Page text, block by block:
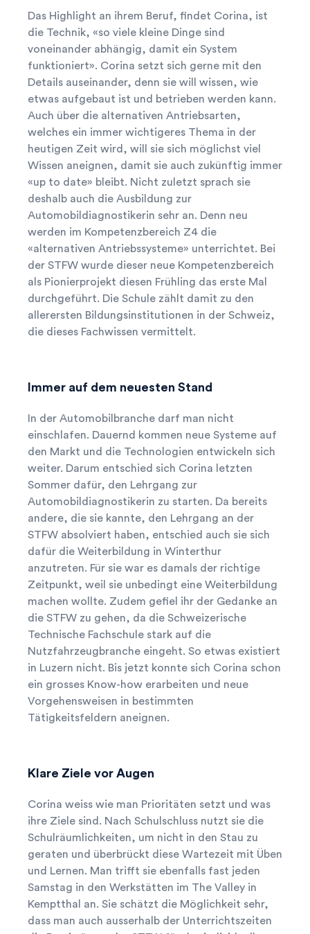
Das Highlight an ihrem Beruf, findet Corina, ist
die Technik, «so viele kleine Dinge sind
voneinander abhängig, damit ein System
funktioniert». Corina setzt sich gerne mit den
Details auseinander, denn sie will wissen, wie
etwas aufgebaut ist und betrieben werden kann.
Auch über die alternativen Antriebsarten,
welches ein immer wichtigeres Thema in der
heutigen Zeit wird, will sie sich möglichst viel
Wissen aneignen, damit sie auch zukünftig immer
«up to date» bleibt. Nicht zuletzt sprach sie
deshalb auch die Ausbildung zur
Automobildiagnostikerin sehr an. Denn neu
werden im Kompetenzbereich Z4 die
«alternativen Antriebssysteme» unterrichtet. Bei
der STFW wurde dieser neue Kompetenzbereich
als Pionierprojekt diesen Frühling das erste Mal
durchgeführt. Die Schule zählt damit zu den
allerersten Bildungsinstitutionen in der Schweiz,
die dieses Fachwissen vermittelt.
Immer auf dem neuesten Stand
In der Automobilbranche darf man nicht
einschlafen. Dauernd kommen neue Systeme auf
den Markt und die Technologien entwickeln sich
weiter. Darum entschied sich Corina letzten
Sommer dafür, den Lehrgang zur
Automobildiagnostikerin zu starten. Da bereits
andere, die sie kannte, den Lehrgang an der
STFW absolviert haben, entschied auch sie sich
dafür die Weiterbildung in Winterthur
anzutreten. Für sie war es damals der richtige
Zeitpunkt, weil sie unbedingt eine Weiterbildung
machen wollte. Zudem gefiel ihr der Gedanke an
die STFW zu gehen, da die Schweizerische
Technische Fachschule stark auf die
Nutzfahrzeugbranche eingeht. So etwas existiert
in Luzern nicht. Bis jetzt konnte sich Corina schon
ein grosses Know-how erarbeiten und neue
Vorgehensweisen in bestimmten
Tätigkeitsfeldern aneignen.
Klare Ziele vor Augen
Corina weiss wie man Prioritäten setzt und was
ihre Ziele sind. Nach Schulschluss nutzt sie die
Schulräumlichkeiten, um nicht in den Stau zu
geraten und überbrückt diese Wartezeit mit Üben
und Lernen. Man trifft sie ebenfalls fast jeden
Samstag in den Werkstätten im The Valley in
Kemptthal an. Sie schätzt die Möglichkeit sehr,
dass man auch ausserhalb der Unterrichtszeiten